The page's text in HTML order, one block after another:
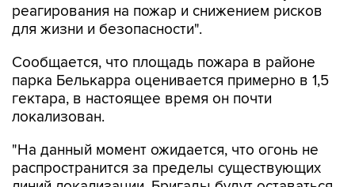
реагирования на пожар и снижением рисков
для жизни и безопасности".
Сообщается, что площадь пожара в районе
парка Белькарра оценивается примерно в 1,5
гектара, в настоящее время он почти
локализован.
"На данный момент ожидается, что огонь не
распространится за пределы существующих